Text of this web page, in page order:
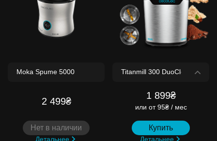
2 499₴
Нет в наличии
Детальнее
1 899₴
или от 95₴ / мес
Купить
Детальнее